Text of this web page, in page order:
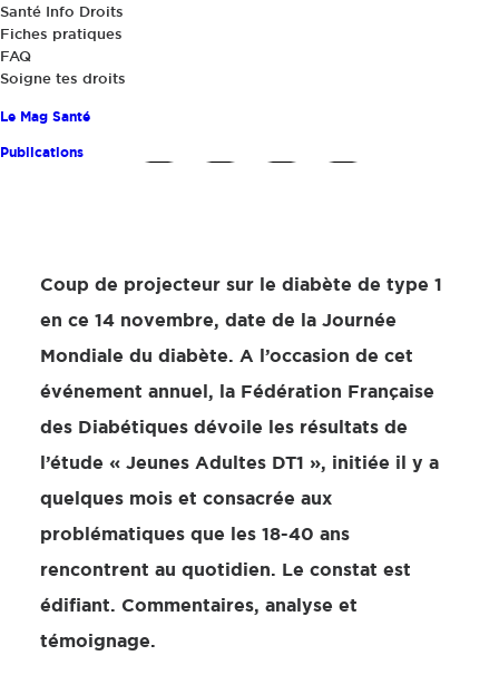
Santé Info Droits
Fiches pratiques
FAQ
Soigne tes droits
Le Mag Santé
Publications
Coup de projecteur sur le diabète de type 1
en ce 14 novembre, date de la Journée
Mondiale du diabète. A l’occasion de cet
événement annuel, la Fédération Française
des Diabétiques dévoile les résultats de
l’étude « Jeunes Adultes DT1 », initiée il y a
quelques mois et consacrée aux
problématiques que les 18-40 ans
rencontrent au quotidien. Le constat est
édifiant. Commentaires, analyse et
témoignage.